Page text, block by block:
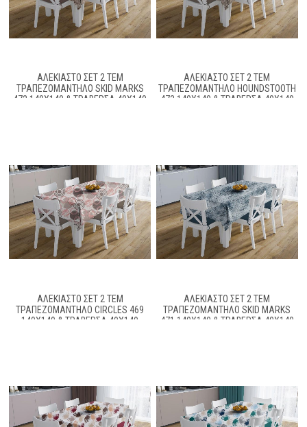
ΑΛΈΚΙΑΣΤΟ ΣΕΤ 2 ΤΕΜ
ΤΡΑΠΕΖΟΜΆΝΤΗΛΟ SKID MARKS
472 140X140 & ΤΡΑΒΈΡΣΑ 40X140
ΑΛΈΚΙΑΣΤΟ ΣΕΤ 2 ΤΕΜ
ΤΡΑΠΕΖΟΜΆΝΤΗΛΟ HOUNDSTOOTH
473 140X140 & ΤΡΑΒΈΡΣΑ 40X140
ΑΛΈΚΙΑΣΤΟ ΣΕΤ 2 ΤΕΜ
ΤΡΑΠΕΖΟΜΆΝΤΗΛΟ CIRCLES 469
140X140 & ΤΡΑΒΈΡΣΑ 40X140
ΑΛΈΚΙΑΣΤΟ ΣΕΤ 2 ΤΕΜ
ΤΡΑΠΕΖΟΜΆΝΤΗΛΟ SKID MARKS
471 140X140 & ΤΡΑΒΈΡΣΑ 40X140